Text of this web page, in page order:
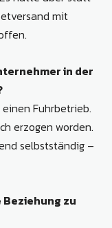
mit
in der
Fuhrbetrieb.
erzogen worden.
selbstständig –
zu